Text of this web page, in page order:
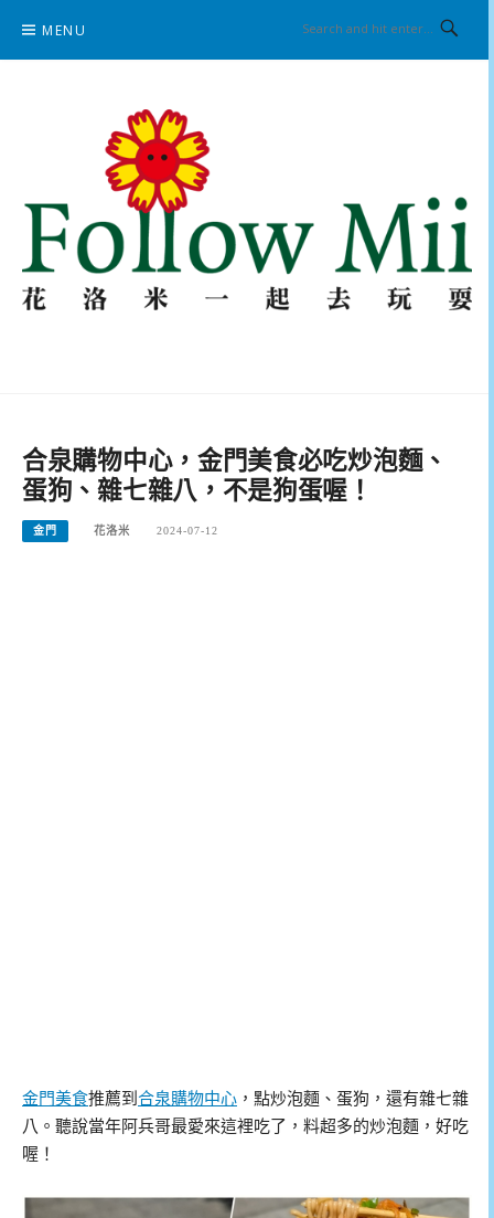
content
MENU
合泉購物中心，金門美食必吃炒泡麵、
蛋狗、雜七雜八，不是狗蛋喔！
金門 花洛米 2024-07-12
金門美食推薦到 合泉購物中心 ，點炒泡麵、蛋狗，還有雜七雜
八。聽說當年阿兵哥最愛來這裡吃了，料超多的炒泡麵，好吃
喔！